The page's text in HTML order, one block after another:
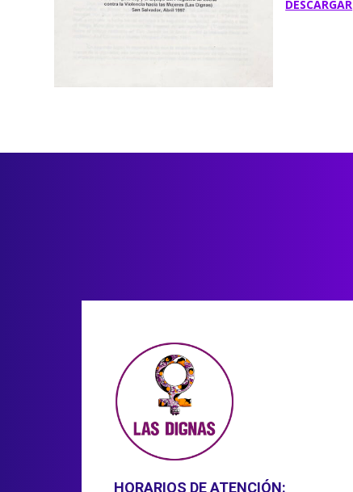
DESCARGAR
HORARIOS DE ATENCIÓN: